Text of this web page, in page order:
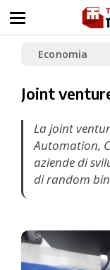
Economia
Joint
La joint
Automation,
aziende di
dirandom